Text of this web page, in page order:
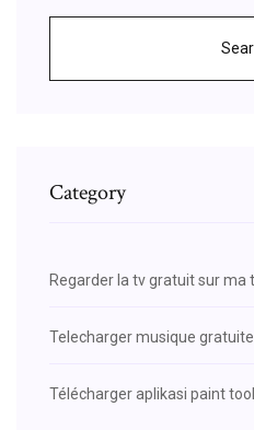
Category
Regarder la tv gratuit sur ma
Telecharger musique
Télécharger aplikasi paint